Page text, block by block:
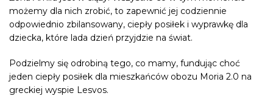
możemy dla nich zrobić, to zapewnić jej codziennie
odpowiednio zbilansowany, ciepły posiłek i wyprawkę dla
dziecka, które lada dzień przyjdzie na świat.
Podzielmy się odrobiną tego, co mamy, fundując choć
jeden ciepły posiłek dla mieszkańców obozu Moria 2.0 na
greckiej wyspie Lesvos.